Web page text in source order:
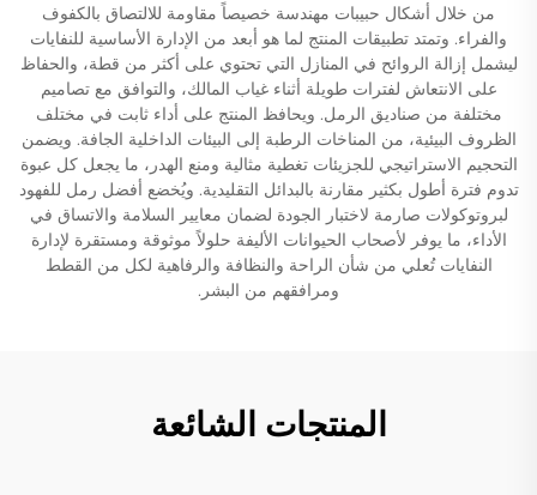
من خلال أشكال حبيبات مهندسة خصيصاً مقاومة للالتصاق بالكفوف
والفراء. وتمتد تطبيقات المنتج لما هو أبعد من الإدارة الأساسية للنفايات
ليشمل إزالة الروائح في المنازل التي تحتوي على أكثر من قطة، والحفاظ
على الانتعاش لفترات طويلة أثناء غياب المالك، والتوافق مع تصاميم
مختلفة من صناديق الرمل. ويحافظ المنتج على أداء ثابت في مختلف
الظروف البيئية، من المناخات الرطبة إلى البيئات الداخلية الجافة. ويضمن
التحجيم الاستراتيجي للجزيئات تغطية مثالية ومنع الهدر، ما يجعل كل عبوة
تدوم فترة أطول بكثير مقارنة بالبدائل التقليدية. ويُخضع أفضل رمل للفهود
لبروتوكولات صارمة لاختبار الجودة لضمان معايير السلامة والاتساق في
الأداء، ما يوفر لأصحاب الحيوانات الأليفة حلولاً موثوقة ومستقرة لإدارة
النفايات تُعلي من شأن الراحة والنظافة والرفاهية لكل من القطط
ومرافقهم من البشر.
المنتجات الشائعة